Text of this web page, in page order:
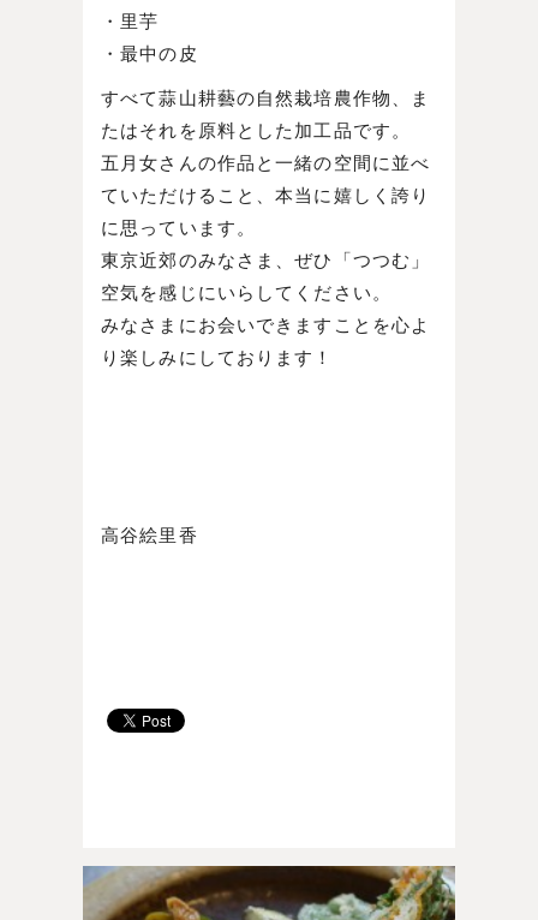
・里芋
・最中の皮
すべて蒜山耕藝の自然栽培農作物、ま
たはそれを原料とした加工品です。
五月女さんの作品と一緒の空間に並べ
ていただけること、本当に嬉しく誇り
に思っています。
東京近郊のみなさま、ぜひ「つつむ」
空気を感じにいらしてください。
みなさまにお会いできますことを心よ
り楽しみにしております！
高谷絵里香